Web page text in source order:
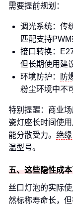
需要提前规划：
调光系统：传
匹配支持
接口转换：
但长期使用建
环境防护：
防
粉尘环境中不
特别提醒：商业
瓷灯座长时间使
能分散受力。 绝
温型号。
五、这些隐性成
丝口灯泡的实际
然标称寿命长，